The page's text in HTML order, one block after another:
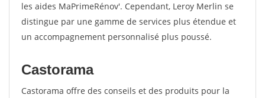
les aides MaPrimeRénov'. Cependant, Leroy Merlin se
distingue par une gamme de services plus étendue et
un accompagnement personnalisé plus poussé.
Castorama
Castorama offre des conseils et des produits pour la